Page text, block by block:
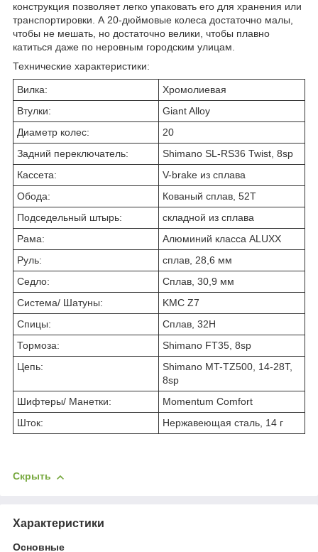
конструкция позволяет легко упаковать его для хранения или
транспортировки. А 20-дюймовые колеса достаточно малы,
чтобы не мешать, но достаточно велики, чтобы плавно
катиться даже по неровным городским улицам.
Технические характеристики:
Вилка:
Хромолиевая
Втулки:
Giant Alloy
Диаметр колес:
20
Задний переключатель:
Shimano SL-RS36 Twist, 8sp
Кассета:
V-brake из сплава
Обода:
Кованый сплав, 52T
Подседельный штырь:
складной из сплава
Рама:
Алюминий класса ALUXX
Руль:
сплав, 28,6 мм
Седло:
Сплав, 30,9 мм
Система/ Шатуны:
KMC Z7
Спицы:
Сплав, 32H
Тормоза:
Shimano FT35, 8sp
Цепь:
Shimano MT-TZ500, 14-28T,
8sp
Шифтеры/ Манетки:
Momentum Comfort
Шток:
Нержавеющая сталь, 14 г
Скрыть
Характеристики
Основные